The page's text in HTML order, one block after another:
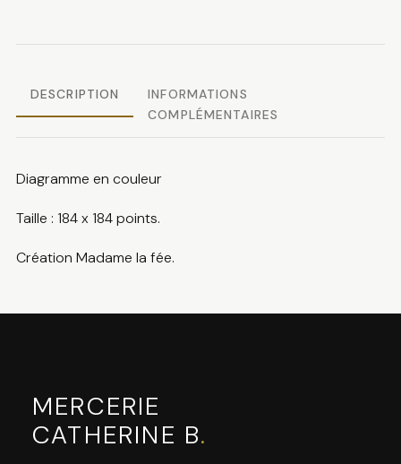
DESCRIPTION
INFORMATIONS
COMPLÉMENTAIRES
Diagramme en couleur
Taille : 184 x 184 points.
Création Madame la fée.
MERCERIE
CATHERINE B.